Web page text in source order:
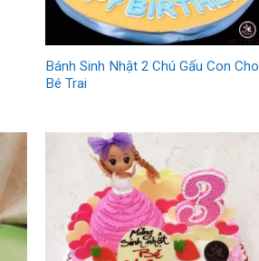
Bánh Sinh Nhật 2 Chú Gấu Con Cho
Bé Trai